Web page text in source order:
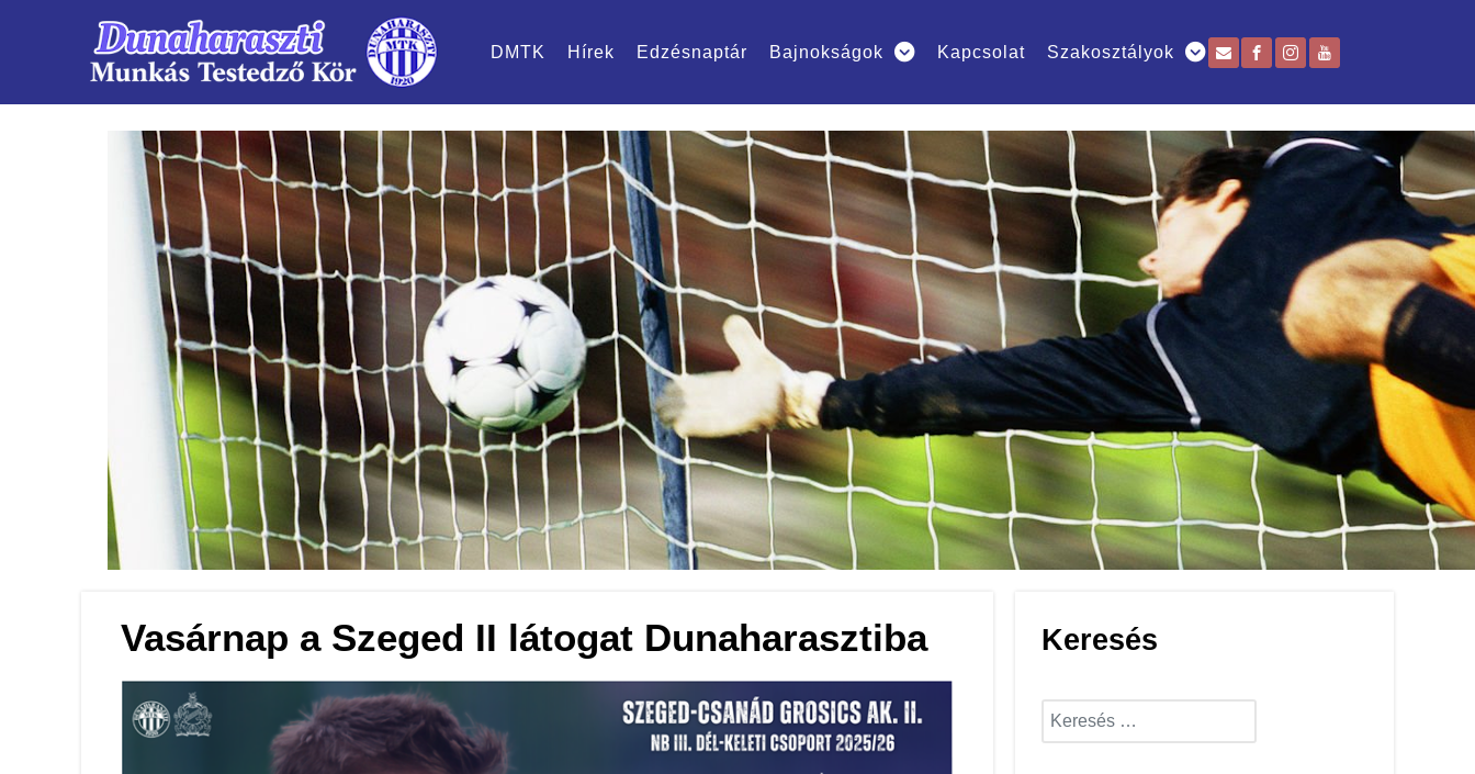
DMTK Hírek Edzésnaptár Bajnokságok Kapcsolat Szakosztályok
Vasárnap a Szeged II látogat Dunaharasztiba Keresés
Keresés...